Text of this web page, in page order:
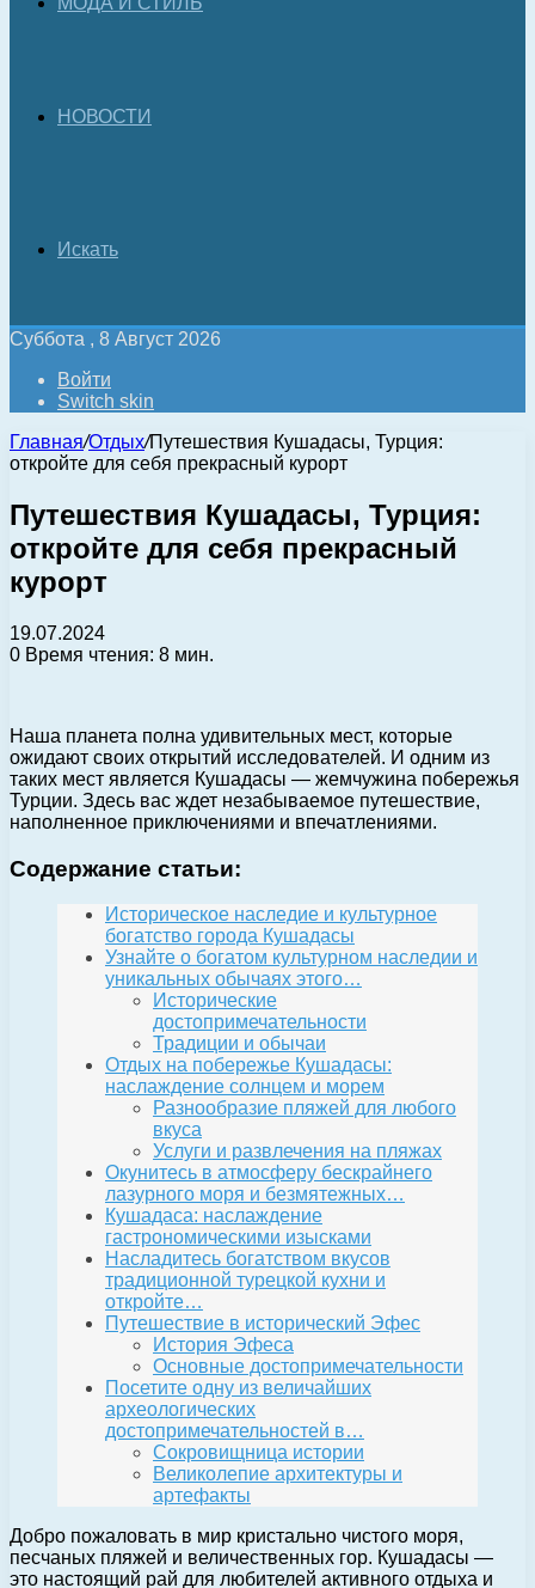
НОВОСТИ
Искать
Суббота , 8 Август 2026
Войти
Switch skin
Главная/Отдых/Путешествия Кушадасы, Турция:
откройте для себя прекрасный курорт
Путешествия Кушадасы, Турция:
откройте для себя прекрасный
курорт
19.07.2024
0 Время чтения: 8 мин.
Наша планета полна удивительных мест, которые
ожидают своих открытий исследователей. И одним из
таких мест является Кушадасы — жемчужина побережья
Турции. Здесь вас ждет незабываемое путешествие,
наполненное приключениями и впечатлениями.
Содержание статьи:
Историческое наследие и культурное
богатство города Кушадасы
Узнайте о богатом культурном наследии и
уникальных обычаях этого…
Исторические
достопримечательности
Традиции и обычаи
Отдых на побережье Кушадасы:
наслаждение солнцем и морем
Разнообразие пляжей для любого
вкуса
Услуги и развлечения на пляжах
Окунитесь в атмосферу бескрайнего
лазурного моря и безмятежных…
Кушадаса: наслаждение
гастрономическими изысками
Насладитесь богатством вкусов
традиционной турецкой кухни и
откройте…
Путешествие в исторический Эфес
История Эфеса
Основные достопримечательности
Посетите одну из величайших
археологических
достопримечательностей в…
Сокровищница истории
Великолепие архитектуры и
артефакты
Добро пожаловать в мир кристально чистого моря,
песчаных пляжей и величественных гор. Кушадасы —
это настоящий рай для любителей активного отдыха и